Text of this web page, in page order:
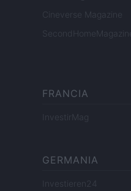
Cineverse Magazine
SecondHomeMagazine
FRANCIA
InvestirMag
GERMANIA
Investieren24